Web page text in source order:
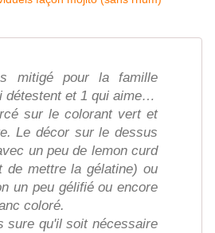
mitigé pour la famille
détestent et 1 qui aime…
sur le colorant vert et
Le décor sur le dessus
un peu de lemon curd
de mettre la gélatine) ou
un peu gélifié ou encore
coloré.
sure qu'il soit nécessaire